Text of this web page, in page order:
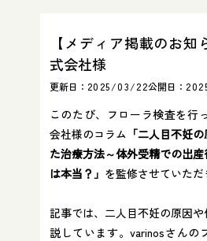
【メディア掲載のお知
式会社様
更新日： 2025/03/22公開日：
このたび、フローラ検査を行
会社様のコラム 「二人目不妊
た治療方法～体外受精での出
は本当？」 を監修させていただ
記事では、二人目不妊の原因
説しています。varinosさんの